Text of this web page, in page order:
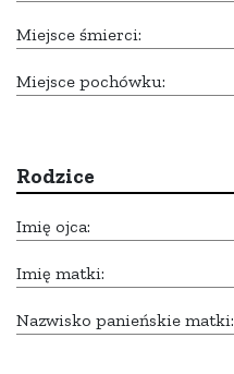
Miejsce śmierci:
Miejsce pochówku:
Rodzice
Imię ojca:
Imię matki:
Nazwisko panieńskie matki: